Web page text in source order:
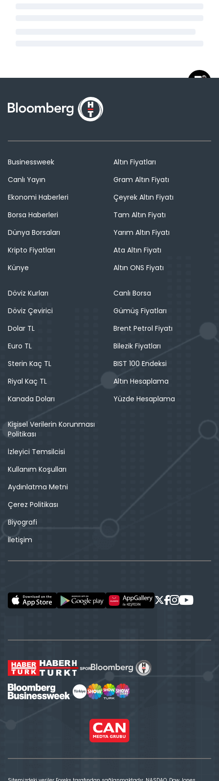
Businessweek
Canlı Yayın
Ekonomi Haberleri
Borsa Haberleri
Dünya Borsaları
Kripto Fiyatları
Künye
Altın Fiyatları
Gram Altın Fiyatı
Çeyrek Altın Fiyatı
Tam Altın Fiyatı
Yarım Altın Fiyatı
Ata Altın Fiyatı
Altın ONS Fiyatı
Döviz Kurları
Döviz Çevirici
Dolar TL
Euro TL
Sterin Kaç TL
Riyal Kaç TL
Kanada Doları
Canlı Borsa
Gümüş Fiyatları
Brent Petrol Fiyatı
Bilezik Fiyatları
BIST 100 Endeksi
Altın Hesaplama
Yüzde Hesaplama
Kişisel Verilerin Korunması
Politikası
İzleyici Temsilcisi
Kullanım Koşulları
Aydınlatma Metni
Çerez Politikası
Biyografi
İletişim